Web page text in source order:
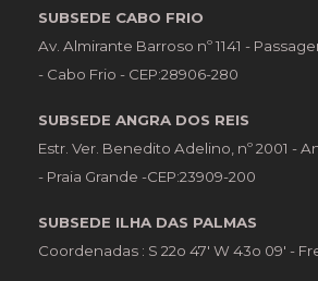
SUBSEDE CABO FRIO
Av. Almirante Barroso nº 1141 -
- Cabo Frio - CEP:28906-280
SUBSEDE ANGRA DOS REIS
Estr. Ver. Benedito Adelino, nº 2001 -
- Praia Grande -CEP:23909-200
SUBSEDE ILHA DAS PALMAS
Coordenadas : S 22o 47' W 43o 09' -